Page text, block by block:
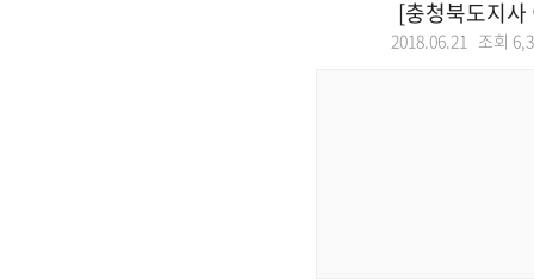
[충청북도지사
2018.06.21 조회